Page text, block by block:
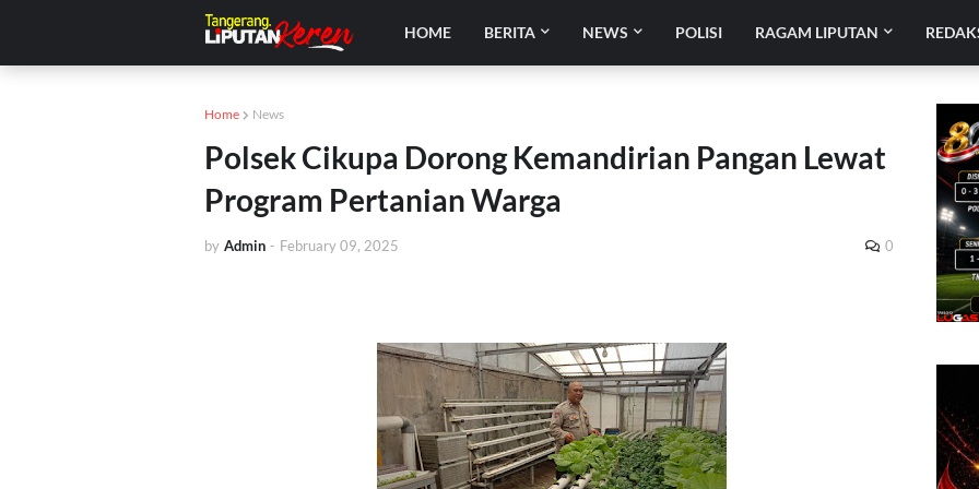
HOME BERITA NEWS POLISI RAGAM LIPUTAN
Home News
Polsek Cikupa Dorong Kemandirian Pangan Lewat
Program Pertanian Warga
by Admin - February 09, 2025 0